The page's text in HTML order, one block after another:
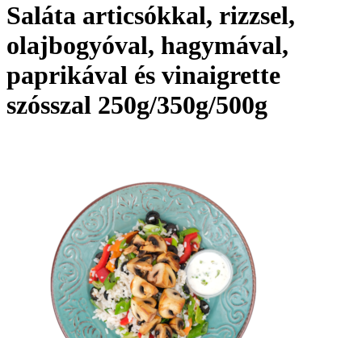
Saláta articsókkal, rizzsel,
olajbogyóval, hagymával,
paprikával és vinaigrette
szósszal 250g/350g/500g